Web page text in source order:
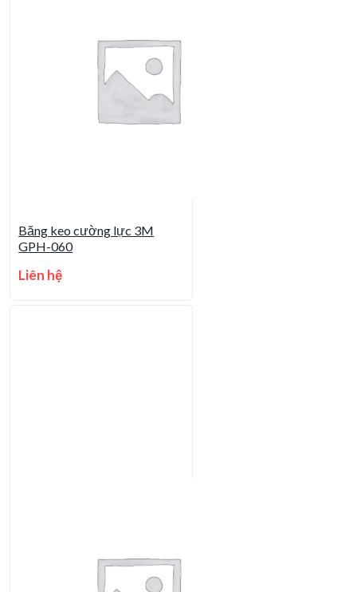
Băng keo cường lực 3M
GPH-060
Liên hệ